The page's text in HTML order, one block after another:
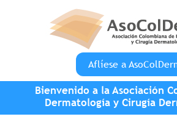
Pasar al contenido principal
Aflíese a
Bienvenido a la Asociación
Dermatología y Cirugía